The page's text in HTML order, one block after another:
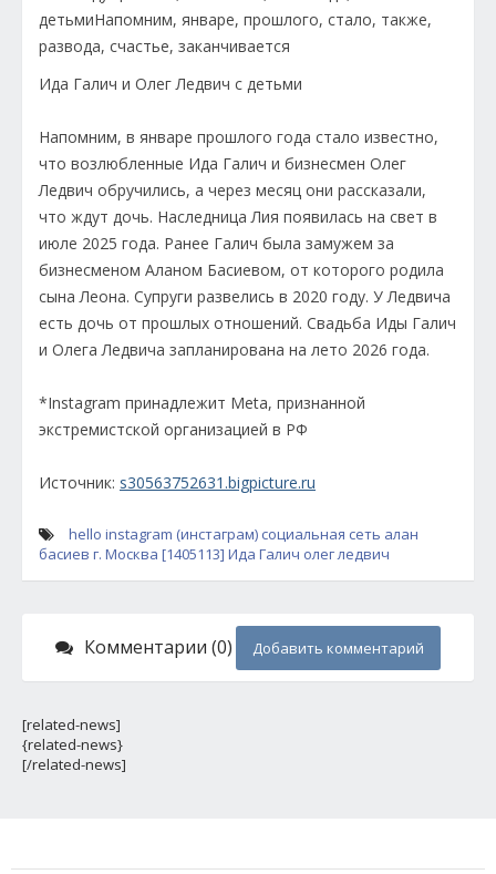
Ида Галич и Олег Ледвич с детьми
Напомним, в январе прошлого года стало известно,
что возлюбленные Ида Галич и бизнесмен Олег
Ледвич обручились, а через месяц они рассказали,
что ждут дочь. Наследница Лия появилась на свет в
июле 2025 года. Ранее Галич была замужем за
бизнесменом Аланом Басиевом, от которого родила
сына Леона. Супруги развелись в 2020 году. У Ледвича
есть дочь от прошлых отношений. Свадьба Иды Галич
и Олега Ледвича запланирована на лето 2026 года.
*Instagram принадлежит Meta, признанной
экстремистской организацией в РФ
Источник: s30563752631.bigpicture.ru
hello instagram (инстаграм) социальная сеть алан
басиев г. Москва [1405113] Ида Галич олег ледвич
Комментарии (0) Добавить комментарий
[related-news]
{related-news}
[/related-news]